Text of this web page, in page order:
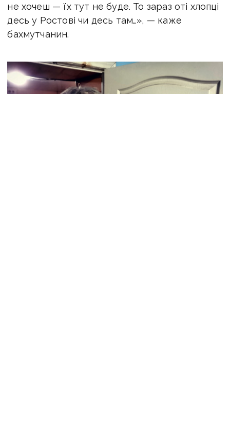
не хочеш — їх тут не буде. То зараз оті хлопці
десь у Ростові чи десь там…», — каже
бахмутчанин.